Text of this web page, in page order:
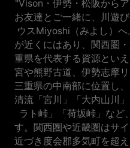
"Vison・伊勢・松阪から
お友達とご一緒に、川遊
ウスMiyoshi（みよし）
が近くにはあり、関西圏
重県を代表する資源とい
宮や熊野古道、伊勢志摩
三重県の中南部に位置し
清流「宮川」「大内山川
ラト峠」「荷坂峠」など
す。関西圏や近畿圏はサ
近づき度会郡多気町を超